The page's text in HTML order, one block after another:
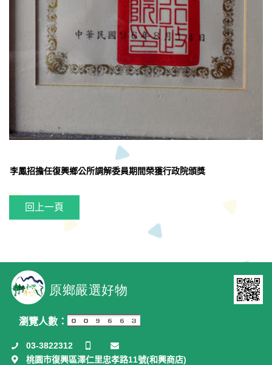
李鳳招擔任復興鄉公所調解委員期間榮獲行政院頒獎
回上一頁
瀏覽人數：
03-3822312
桃園市復興區澤仁里忠孝路11號(和興商店)